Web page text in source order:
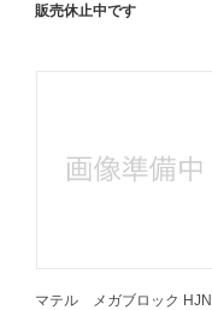
販売休止中です
マテル メガブロック